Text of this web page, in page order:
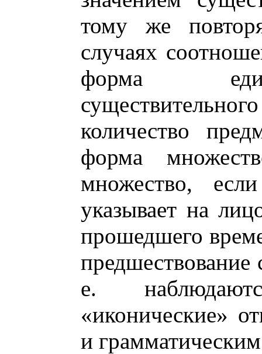
тому же
случаях
форма
количество
форма
множество,
указывает на
прошедшего
е.
«иконические»
и